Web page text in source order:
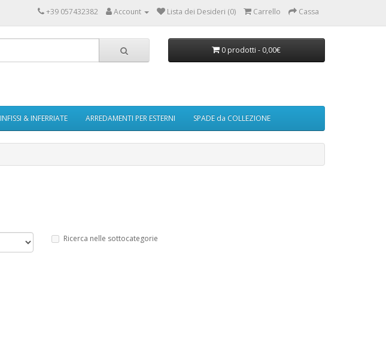
+39 057432382 Account Lista dei Desideri (0) Carrello Cassa
0 prodotti - 0,00€
INFISSI & INFERRIATE ARREDAMENTI PER ESTERNI SPADE da COLLEZIONE
Ricerca nelle sottocategorie